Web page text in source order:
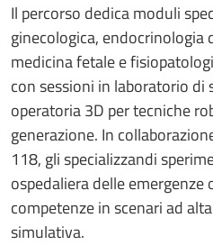
Il percorso dedica moduli
ginecologica, endocrinologia
medicina fetale e
con sessioni in laboratorio di
operatoria 3D per tecniche
generazione. In
118, gli specializzandi
ospedaliera delle
competenze in scenari ad
simulativa.